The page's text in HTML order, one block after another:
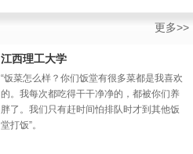
更多>>
江西理工大学
“饭菜怎么样？你们饭堂有很多菜都是我喜欢
的。我每次都吃得干干净净的，都被你们养
胖了。我们只有赶时间怕排队时才到其他饭
堂打饭”。